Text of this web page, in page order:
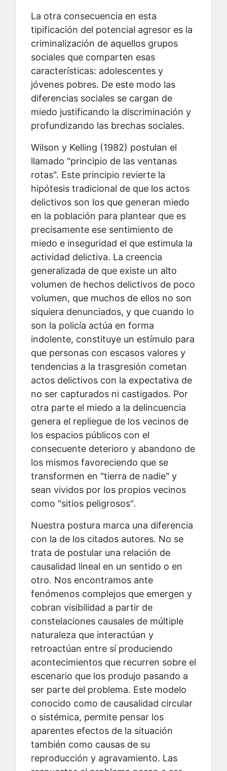
La otra consecuencia en esta
tipificación del potencial agresor es la
criminalización de aquellos grupos
sociales que comparten esas
características: adolescentes y
jóvenes pobres. De este modo las
diferencias sociales se cargan de
miedo justificando la discriminación y
profundizando las brechas sociales.
Wilson y Kelling (1982) postulan el
llamado "principio de las ventanas
rotas". Este principio revierte la
hipótesis tradicional de que los actos
delictivos son los que generan miedo
en la población para plantear que es
precisamente ese sentimiento de
miedo e inseguridad el que estimula la
actividad delictiva. La creencia
generalizada de que existe un alto
volumen de hechos delictivos de poco
volumen, que muchos de ellos no son
siquiera denunciados, y que cuando lo
son la policía actúa en forma
indolente, constituye un estímulo para
que personas con escasos valores y
tendencias a la trasgresión cometan
actos delictivos con la expectativa de
no ser capturados ni castigados. Por
otra parte el miedo a la delincuencia
genera el repliegue de los vecinos de
los espacios públicos con el
consecuente deterioro y abandono de
los mismos favoreciendo que se
transformen en "tierra de nadie" y
sean vividos por los propios vecinos
como "sitios peligrosos".
Nuestra postura marca una diferencia
con la de los citados autores. No se
trata de postular una relación de
causalidad lineal en un sentido o en
otro. Nos encontramos ante
fenómenos complejos que emergen y
cobran visibilidad a partir de
constelaciones causales de múltiple
naturaleza que interactúan y
retroactúan entre sí produciendo
acontecimientos que recurren sobre el
escenario que los produjo pasando a
ser parte del problema. Este modelo
conocido como de causalidad circular
o sistémica, permite pensar los
aparentes efectos de la situación
también como causas de su
reproducción y agravamiento. Las